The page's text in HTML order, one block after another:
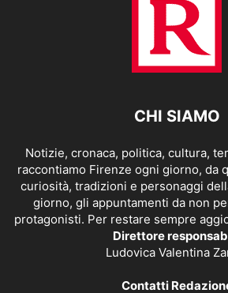
CHI SIAMO
Notizie, cronaca, politica, cultura,
raccontiamo Firenze ogni giorno, da
curiosità, tradizioni e personaggi
giorno, gli appuntamenti da non
protagonisti. Per restare sempre
Direttore
Ludovica Valentina
Contatti